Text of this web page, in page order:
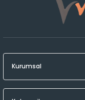
Kurumsal